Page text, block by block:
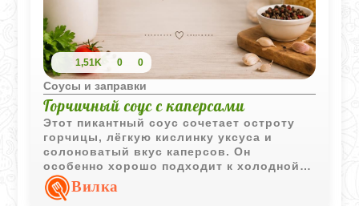
1,51K 0 0
Соусы и заправки
Горчичный соус с каперсами
Этот пикантный соус сочетает остроту
горчицы, лёгкую кислинку уксуса и
солоноватый вкус каперсов. Он
особенно хорошо подходит к холодной
рыбе и рыбным закускам.
Вилка